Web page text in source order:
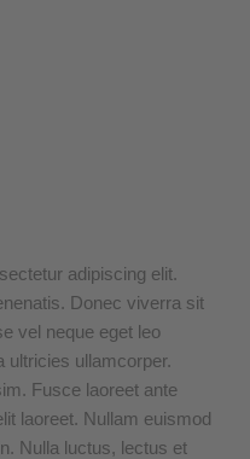
adipiscing elit.
Donec viverra sit
vel neque eget leo
ultricies ullamcorper.
Fusce laoreet ante
laoreet. Nullam euismod
Nulla luctus, lectus et